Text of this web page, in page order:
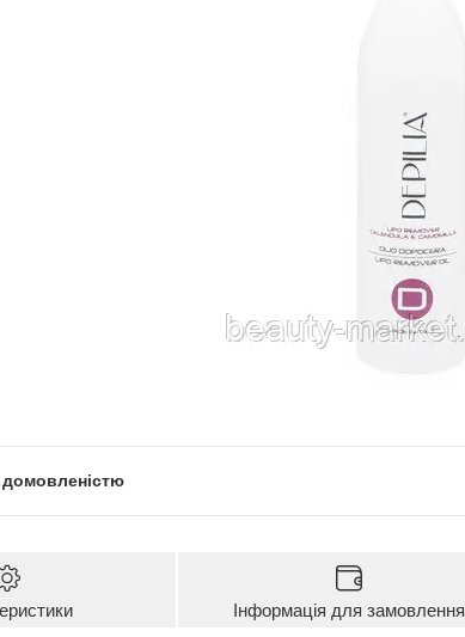
домовленістю
Інформація для замовлення